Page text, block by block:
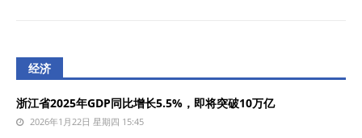
经济
浙江省2025年GDP同比增长5.5%，即将突破10万亿
2026年1月22日 星期四 15:45